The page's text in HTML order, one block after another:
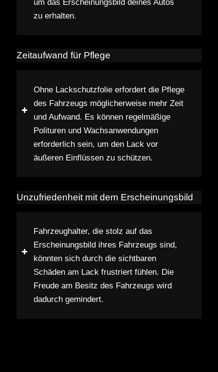
um das Erscheinungsbild deines Autos
zu erhalten.
Zeitaufwand für Pflege
Ohne Lackschutzfolie erfordert die Pflege
des Fahrzeugs möglicherweise mehr Zeit
und Aufwand. Es können regelmäßige
Polituren und Wachsanwendungen
erforderlich sein, um den Lack vor
äußeren Einflüssen zu schützen.
Unzufriedenheit mit dem Erscheinungsbild
Fahrzeughalter, die stolz auf das
Erscheinungsbild ihres Fahrzeugs sind,
könnten sich durch die sichtbaren
Schäden am Lack frustriert fühlen. Die
Freude am Besitz des Fahrzeugs wird
dadurch gemindert.